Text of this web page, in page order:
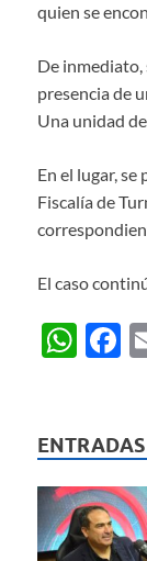
quien se
De inmediato,
presencia de
Una unidad
En el lugar,
Fiscalía de
El caso
W
s
A
p
p
F
b
o
o
k